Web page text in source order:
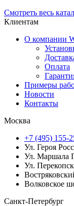
Смотреть весь
Клиентам
О компании
Оплата
Примеры
Новости
Контакты
Москва
+7 (495) 155-
Ул. Героя
Ул. Маршала
Ул.
Волковское
Санкт-Петербург